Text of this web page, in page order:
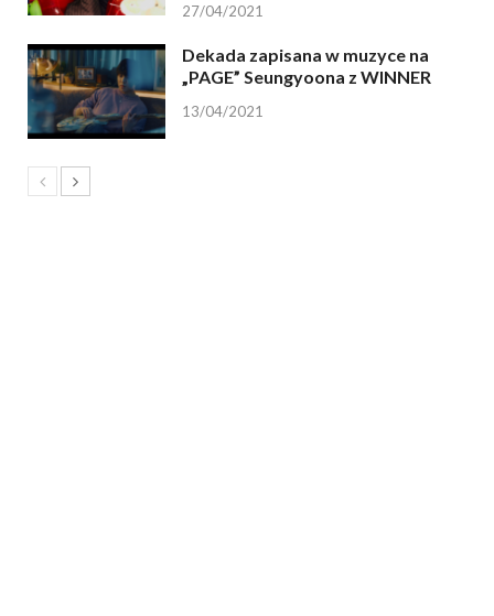
27/04/2021
Dekada zapisana w muzyce na
„PAGE” Seungyoona z WINNER
13/04/2021